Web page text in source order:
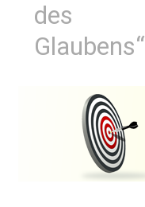
des
Glaubens“